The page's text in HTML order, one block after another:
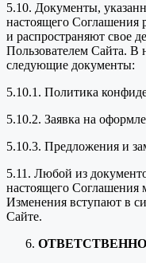
5.10. Документы,
настоящего Соглашения
и распространяют свое
Пользователем Сайта. В
следующие документы:
5.10.1. Политика
5.10.2. Заявка на
5.10.3. Предложения и
5.11. Любой из
настоящего Соглашения
Изменения вступают в
Сайте.